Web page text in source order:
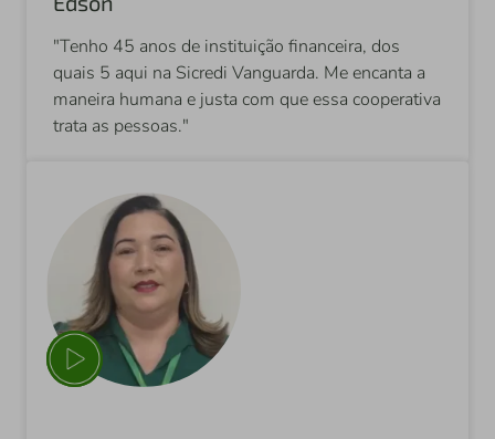
"Tenho 45 anos de instituição financeira, dos
quais 5 aqui na Sicredi Vanguarda. Me encanta a
maneira humana e justa com que essa cooperativa
trata as pessoas."